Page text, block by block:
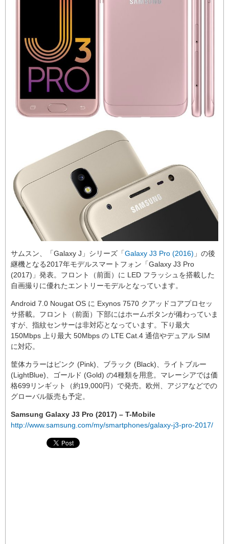
サムスン、「Galaxy J」シリーズ「Galaxy J3 Pro (2016) 」の後
継機となる2017年モデルスマートフォン「Galaxy J3 Pro
(2017)」発表。フロント（前面）に LED フラッシュを搭載した
自画撮りに優れたエントリーモデルとなっています。
Android 7.0 Nougat OS に Exynos 7570 クアッドコアプロセッ
サ搭載。フロント（前面）下部にはホームボタンが備わっていま
すが、指紋センサーは非対応となっています。下り最大
150Mbps 上り最大 50Mbps の LTE Cat.4 通信やデュアル SIM
に対応。
筐体カラーはピンク (Pink)、ブラック (Black)、ライトブルー
(LightBlue)、ゴールド (Gold) の4種類を用意。マレーシアでは価
格699リンギット（約19,000円）で発売。欧州、アジアなどでの
グローバル販売も予定。
Samsung Galaxy J3 Pro (2017) – T-Mobile
http://www.samsung.com/my/smartphones/galaxy-j3-pro-2017/